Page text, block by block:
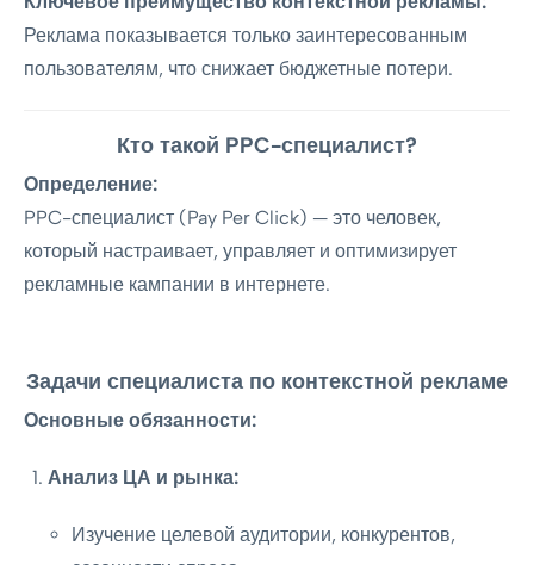
Реклама показывается только заинтересованным
пользователям, что снижает бюджетные потери.
Кто такой PPC-специалист?
Определение:
PPC-специалист (Pay Per Click) — это человек,
который настраивает, управляет и оптимизирует
рекламные кампании в интернете.
Задачи специалиста по контекстной рекламе
Основные обязанности:
Анализ ЦА и рынка:
Изучение целевой аудитории, конкурентов,